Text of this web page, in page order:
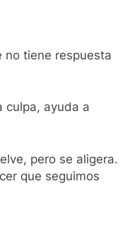
no tiene respuesta
culpa, ayuda a
pero se aligera.
que seguimos